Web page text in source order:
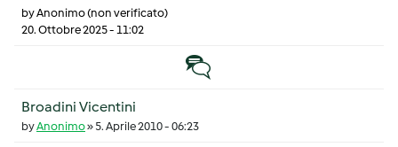
byAnonimo (non verificato)
20. Ottobre 2025 - 11:02
Discussione normale
Broadini Vicentini
byAnonimo» 5. Aprile 2010 - 06:23